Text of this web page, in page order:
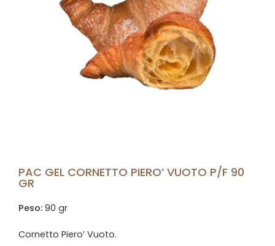
PAC GEL CORNETTO PIERO’ VUOTO P/F 90
GR
Peso: 90 gr
Cornetto Piero’ Vuoto.